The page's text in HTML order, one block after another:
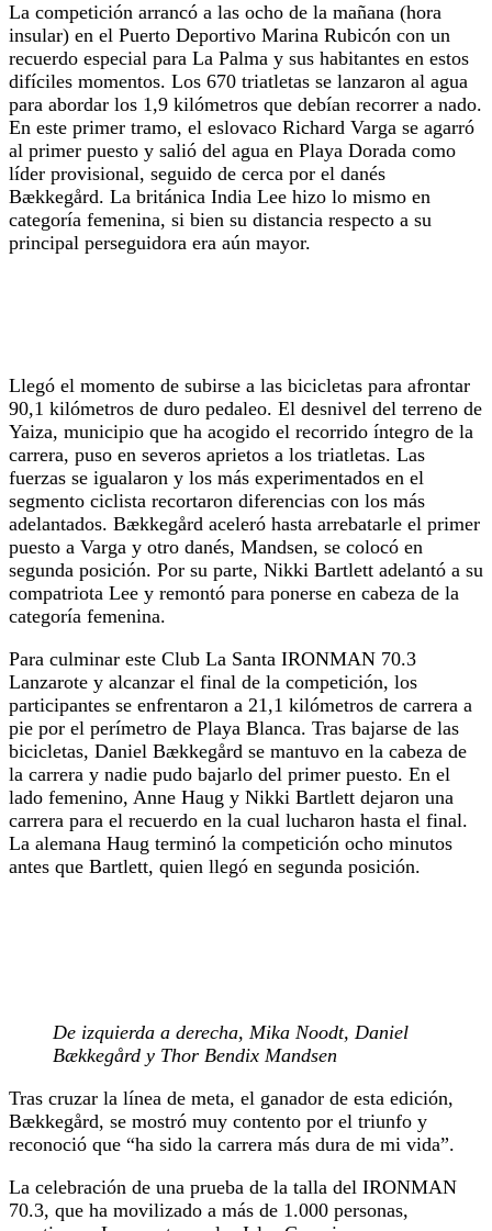
La competición arrancó a las ocho de la mañana (hora
insular) en el Puerto Deportivo Marina Rubicón con un
recuerdo especial para La Palma y sus habitantes en estos
difíciles momentos. Los 670 triatletas se lanzaron al agua
para abordar los 1,9 kilómetros que debían recorrer a nado.
En este primer tramo, el eslovaco Richard Varga se agarró
al primer puesto y salió del agua en Playa Dorada como
líder provisional, seguido de cerca por el danés
Bækkegård. La británica India Lee hizo lo mismo en
categoría femenina, si bien su distancia respecto a su
principal perseguidora era aún mayor.
Llegó el momento de subirse a las bicicletas para afrontar
90,1 kilómetros de duro pedaleo. El desnivel del terreno de
Yaiza, municipio que ha acogido el recorrido íntegro de la
carrera, puso en severos aprietos a los triatletas. Las
fuerzas se igualaron y los más experimentados en el
segmento ciclista recortaron diferencias con los más
adelantados. Bækkegård aceleró hasta arrebatarle el primer
puesto a Varga y otro danés, Mandsen, se colocó en
segunda posición. Por su parte, Nikki Bartlett adelantó a su
compatriota Lee y remontó para ponerse en cabeza de la
categoría femenina.
Para culminar este Club La Santa IRONMAN 70.3
Lanzarote y alcanzar el final de la competición, los
participantes se enfrentaron a 21,1 kilómetros de carrera a
pie por el perímetro de Playa Blanca. Tras bajarse de las
bicicletas, Daniel Bækkegård se mantuvo en la cabeza de
la carrera y nadie pudo bajarlo del primer puesto. En el
lado femenino, Anne Haug y Nikki Bartlett dejaron una
carrera para el recuerdo en la cual lucharon hasta el final.
La alemana Haug terminó la competición ocho minutos
antes que Bartlett, quien llegó en segunda posición.
De izquierda a derecha, Mika Noodt, Daniel
Bækkegård y Thor Bendix Mandsen
Tras cruzar la línea de meta, el ganador de esta edición,
Bækkegård, se mostró muy contento por el triunfo y
reconoció que “ha sido la carrera más dura de mi vida”.
La celebración de una prueba de la talla del IRONMAN
70.3, que ha movilizado a más de 1.000 personas,